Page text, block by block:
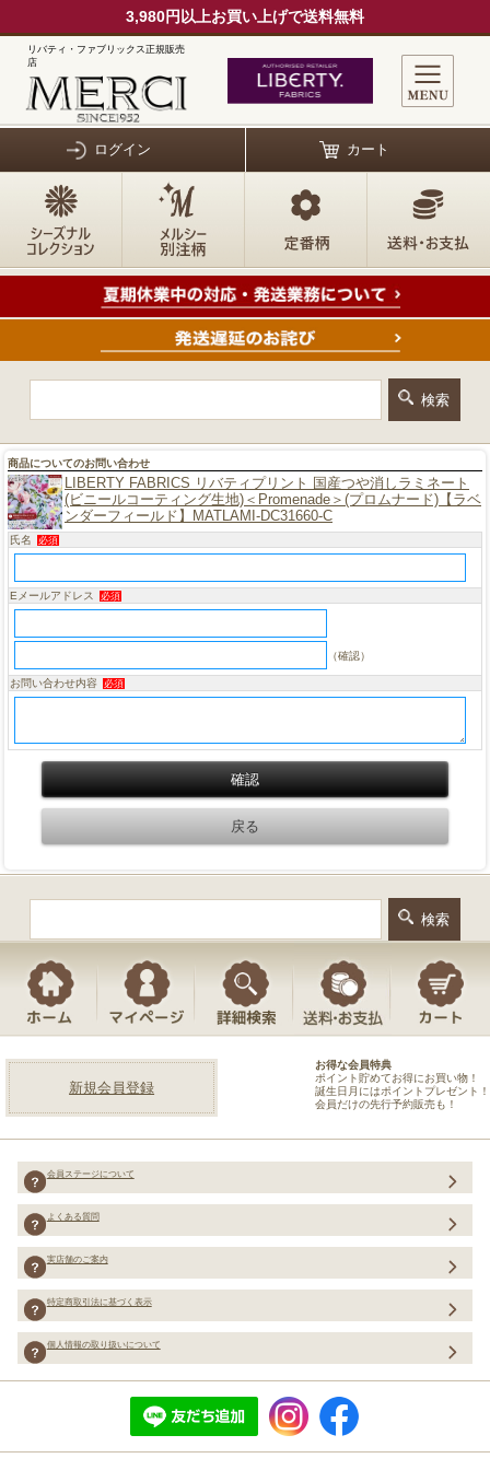
3,980円以上お買い上げで送料無料
リバティ・ファブリックス正規販売
店
ログイン カート
商品についてのお問い合わせ
LIBERTY FABRICS リバティプリント 国産つや消しラミネート
(ビニールコーティング生地)＜Promenade＞(プロムナード)【ラベ
ンダーフィールド】MATLAMI-DC31660-C
氏名 必須
Eメールアドレス 必須
（確認）
お問い合わせ内容 必須
新規会員登録
お得な会員特典
ポイント貯めてお得にお買い物！
誕生日月にはポイントプレゼント！
会員だけの先行予約販売も！
会員ステージについて
よくある質問
実店舗のご案内
特定商取引法に基づく表示
個人情報の取り扱いについて